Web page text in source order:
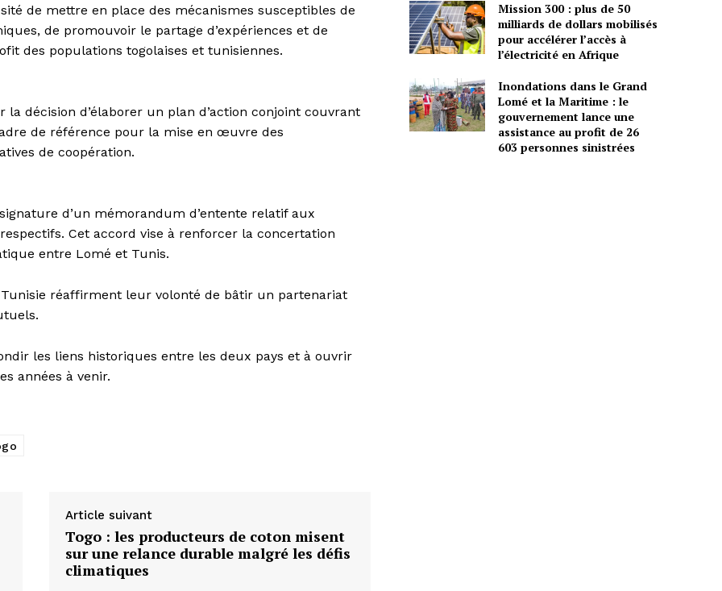
de mettre en place des mécanismes susceptibles de
de promouvoir le partage d’expériences et de
des populations togolaises et tunisiennes.
décision d’élaborer un plan d’action conjoint couvrant
de référence pour la mise en œuvre des
de coopération.
d’un mémorandum d’entente relatif aux
Cet accord vise à renforcer la concertation
entre Lomé et Tunis.
réaffirment leur volonté de bâtir un partenariat
les liens historiques entre les deux pays et à ouvrir
années à venir.
Article suivant
Togo : les producteurs de coton misent
sur une relance durable malgré les défis
climatiques
Mission 300 : plus de 50
milliards de dollars mobilisés
pour accélérer l’accès à
l’électricité en Afrique
Inondations dans le Grand
Lomé et la Maritime : le
gouvernement lance une
assistance au profit de 26
603 personnes sinistrées